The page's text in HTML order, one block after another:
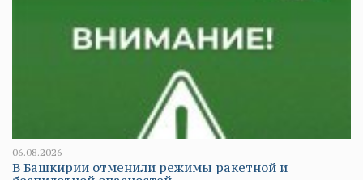
06.08.2026
В Башкирии отменили режимы ракетной и